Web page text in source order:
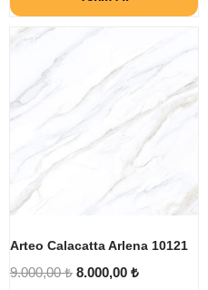
Arteo Calacatta Arlena 10121
9.000,00₺ 8.000,00 ₺